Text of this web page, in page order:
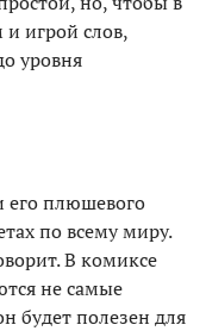
игрой слов,
уровня
его плюшевого
по всему миру.
В комиксе
не самые
будет полезен для